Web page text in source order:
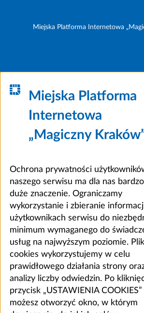
Miejska Platforma Internetowa
Miejska Platforma
Internetowa
„Magiczny
Ochrona prywatności
naszego serwisu ma dla nas bardzo
duże znaczenie. Ograniczamy
wykorzystanie i zbieranie
użytkownikach serwisu do
minimum wymaganego do
usług na najwyższym poziomie.
cookies wykorzystujemy w celu
prawidłowego działania strony
analizy liczby odwiedzin. Po
przycisk „USTAWIENIA COOKIES”
możesz otworzyć okno, w którym